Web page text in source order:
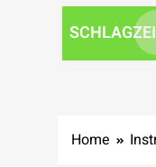
4
Home